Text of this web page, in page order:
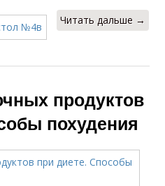
Читать дальше →
продуктов
похудения